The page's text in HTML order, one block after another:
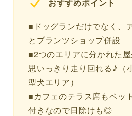
おすすめポイント
■ドッグランだけでなく、
とプランツショップ併設
■2つのエリアに分かれた
思いっきり走り回れる♪（
型犬エリア）
■カフェのテラス席もペッ
付きなので日除けも◎